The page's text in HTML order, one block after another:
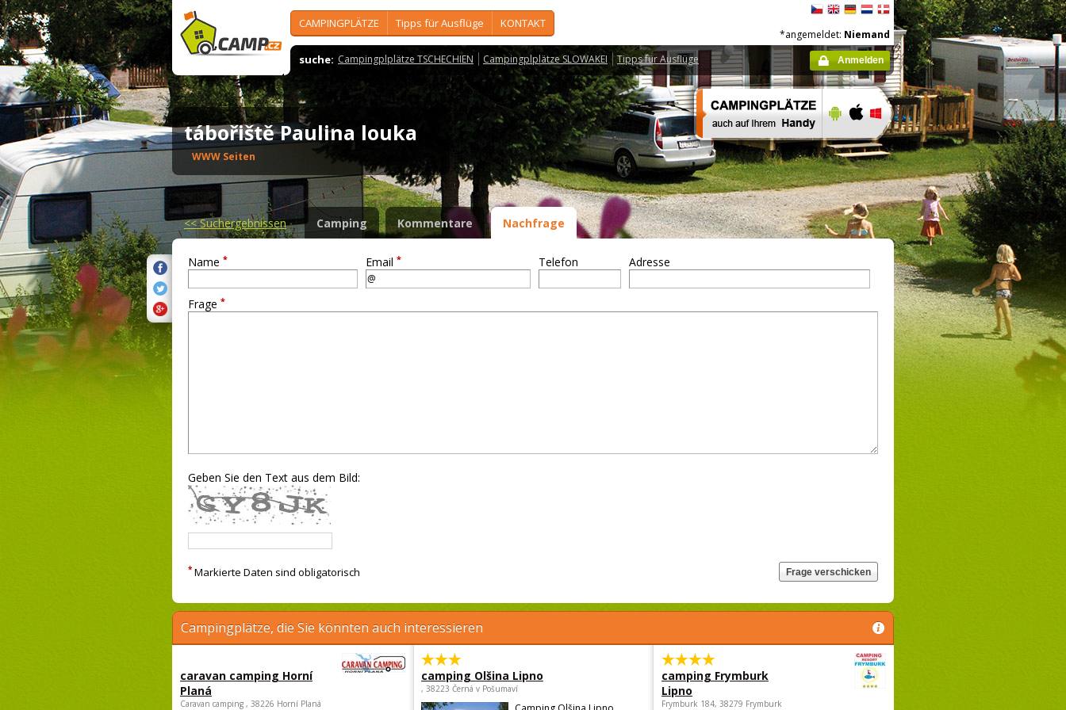
CAMPINGPLÄTZE Tipps für Ausflüge KONTAKT
suche: Campingplplätze TSCHECHIEN Campingplplätze SLOWAKEI Tipps für Ausflüge
*angemeldet: Niemand
Anmelden
tábořiště Paulina louka
WWW Seiten
<<Suchergebnissen Camping Kommentare Nachfrage
Name * Email * Telefon Adresse
Frage *
Geben Sie den Text aus dem Bild:
* Markierte Daten sind obligatorisch
Campingplätze, die Sie könnten auch interessieren
caravan camping Horní
Planá
Caravan camping , 38226 Horní Planá
camping Olšina Lipno
, 38223 Černá v Pošumaví
camping Frymburk
Lipno
Frymburk 184, 38279 Frymburk